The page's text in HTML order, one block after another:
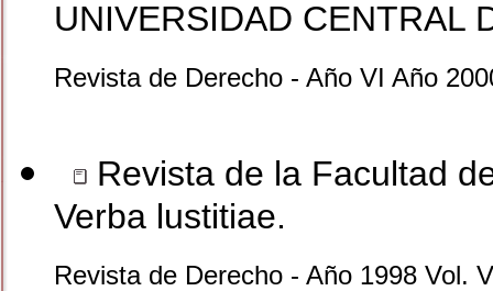
UNIVERSIDAD CENTRAL
Revista de Derecho - Año VI Año
Revista de la Facultad
Verba lustitiae.
Revista de Derecho - Año 1998 Vol.